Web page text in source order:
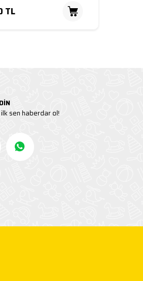
TL
sen haberdar ol!